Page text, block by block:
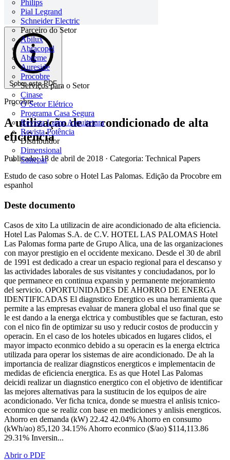
Philips
Pial Legrand
Schneider Electric
Parceiro do Setor
Abilux
Abracopel
Abreme
Aureside
Procobre
Serviços para o Setor
Cinase
O Setor Elétrico
Programa Casa Segura
Revista Lume Arquitetura
Revista Potência
Distribuidor
Dimensional
Sonepar
Sobre este PDF
Procobre
A utilização de ar condicionado de alta
eficiência
Publicado: 18 de abril de 2018 · Categoria: Technical Papers
Estudo de caso sobre o Hotel Las Palomas. Edição da Procobre em
espanhol
Deste documento
Casos de xito La utilizacin de aire acondicionado de alta eficiencia.
Hotel Las Palomas S.A. de C.V. HOTEL LAS PALOMAS Hotel
Las Palomas forma parte de Grupo Alica, una de las organizaciones
con mayor prestigio en el occidente mexicano. Desde el 30 de abril
de 1991 est dedicado a crear un espacio regional para el descanso y
las actividades laborales de sus visitantes y conciudadanos, por lo
que permanece en continua expansin y permanente mejoramiento
del servicio. OPORTUNIDADES DE AHORRO DE ENERGA
IDENTIFICADAS El diagnstico Energtico es una herramienta que
permite a las empresas evaluar de manera global el uso final que se
le est dando a la energa elctrica y combustibles que se facturan, esto
con el nico fin de optimizar su uso y reducir costos de produccin y
operacin. En el caso de los hoteles ubicados en lugares clidos, el
mayor impacto econmico debido a su operacin es la energa elctrica
utilizada para operar los sistemas de aire acondicionado. De ah la
importancia de realizar diagnsticos energticos e implementacin de
medidas de eficiencia energtica. Es as que Hotel Las Palomas
deicidi realizar un diagnstico energtico con el objetivo de identificar
las mejores alternativas para la sustitucin de los equipos de aire
acondicionado. Ver ficha tcnica, donde se muestra el anlisis tcnico-
econmico que se realiz con base en mediciones y anlisis energticos.
Ahorro en demanda (kW) 22.42 42.04% Ahorro en consumo
(kWh/ao) 85,120 34.15% Ahorro econmico ($/ao) $114,113.86
29.31% Inversin...
Abrir o PDF